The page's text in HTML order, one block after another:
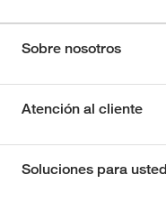
Sobre nosotros
Atención al cliente
Soluciones para usted